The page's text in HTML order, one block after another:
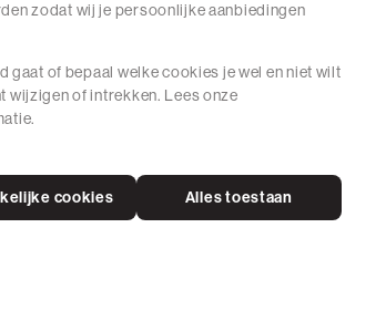
zodat wij je persoonlijke aanbiedingen
gaat of bepaal welke cookies je wel en niet wilt
wijzigen of intrekken. Lees onze
Alles toestaan
cookies